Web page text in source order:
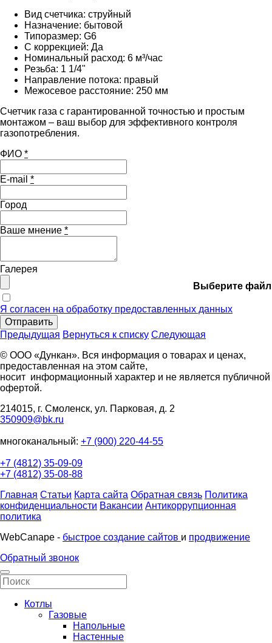
Вид счетчика: струйный
Назначение: бытовой
Типоразмер: G6
С коррекцией: Да
Номинальный расход: 6 м³/час
Резьба: 1 1/4"
Направление потока: правый
Межосевое расстояние: 250 мм
Счетчик газа с гарантированной точностью и простым
монтажом – ваш выбор для эффективного контроля
газопотребления.
ФИО *
E-mail *
Город
Ваше мнение *
Галерея
Выберите файл
Я согласен на обработку предоставленных данных
Отправить
Предыдущая Вернуться к списку Следующая
© ООО «Дункан». Вся информация о товарах и ценах,
предоставленная на этом сайте,
носит информационный характер и не является публичной
офертой.
214015, г. Смоленск, ул. Парковая, д. 2
350909@bk.ru
многоканальный: +7 (900) 220-44-55
+7 (4812) 35-09-09
+7 (4812) 35-08-88
Главная Статьи Карта сайта Обратная связь Политика
конфиденциальности Вакансии Антикоррупционная
политика
WebCanape - быстрое создание сайтов и продвижение
Обратный звонок
Котлы
Газовые
Напольные
Настенные